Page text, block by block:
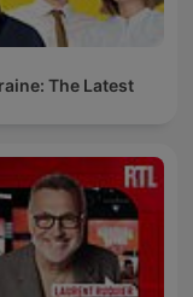
The Latest